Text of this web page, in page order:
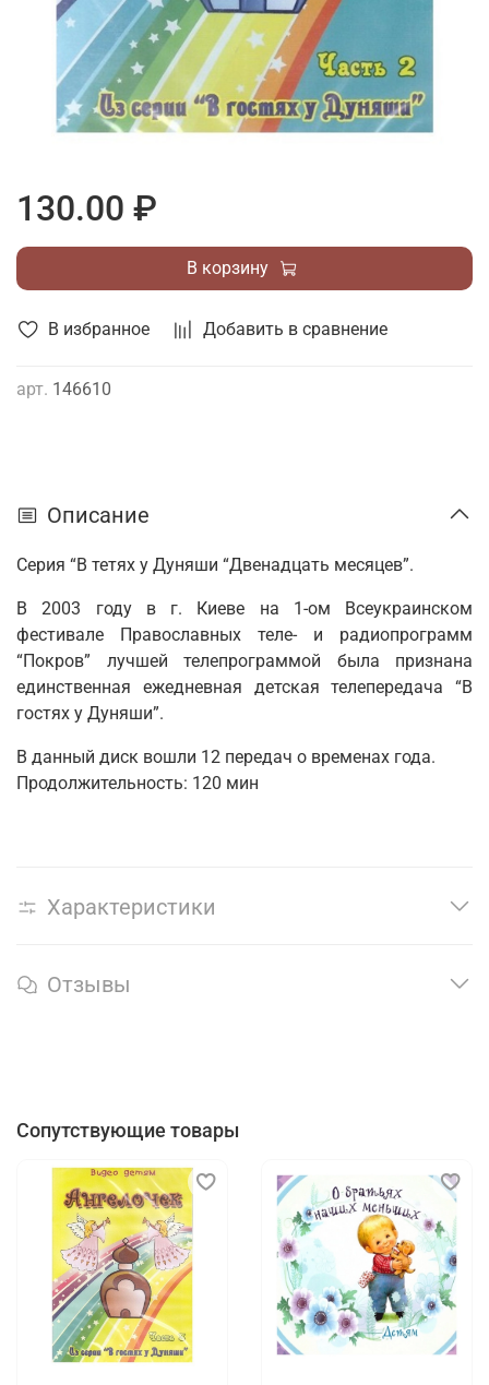
В избранное Добавить в сравнение
арт. 146610
130.00 ₽
В корзину
Описание
Серия “В тетях у Дуняши “Двенадцать месяцев”.
В 2003 году в г. Киеве на 1-ом Всеукраинском
фестивале Православных теле- и радиопрограмм
“Покров” лучшей телепрограммой была признана
единственная ежедневная детская телепередача “В
гостях у Дуняши”.
В данный диск вошли 12 передач о временах года.
Продолжительность: 120 мин
Характеристики
Отзывы
Сопутствующие товары